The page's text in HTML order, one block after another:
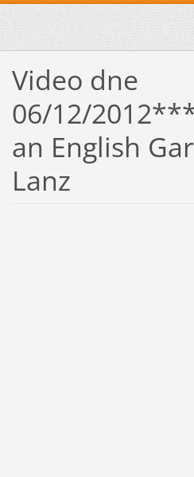
Video dne
06/12/
an English
Lanz